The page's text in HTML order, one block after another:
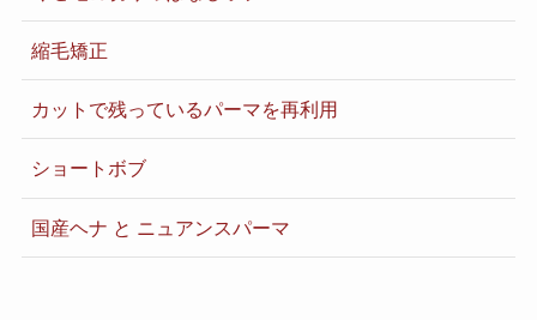
縮毛矯正
カットで残っているパーマを再利用
ショートボブ
国産ヘナ と ニュアンスパーマ